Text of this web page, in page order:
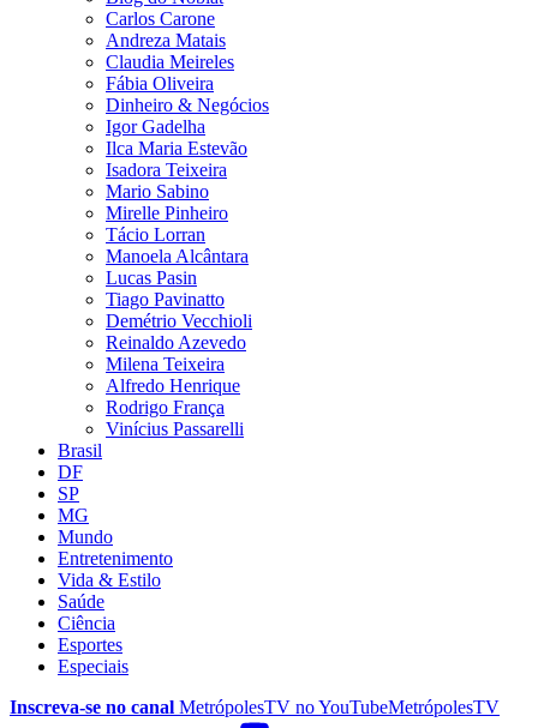
Carlos Carone
Andreza Matais
Claudia Meireles
Fábia Oliveira
Dinheiro & Negócios
Igor Gadelha
Ilca Maria Estevão
Isadora Teixeira
Mario Sabino
Mirelle Pinheiro
Tácio Lorran
Manoela Alcântara
Lucas Pasin
Tiago Pavinatto
Demétrio Vecchioli
Reinaldo Azevedo
Milena Teixeira
Alfredo Henrique
Rodrigo França
Vinícius Passarelli
Brasil
DF
SP
MG
Mundo
Entretenimento
Vida & Estilo
Saúde
Ciência
Esportes
Especiais
Inscreva-se no canal MetrópolesTV noYouTubeMetrópolesTV